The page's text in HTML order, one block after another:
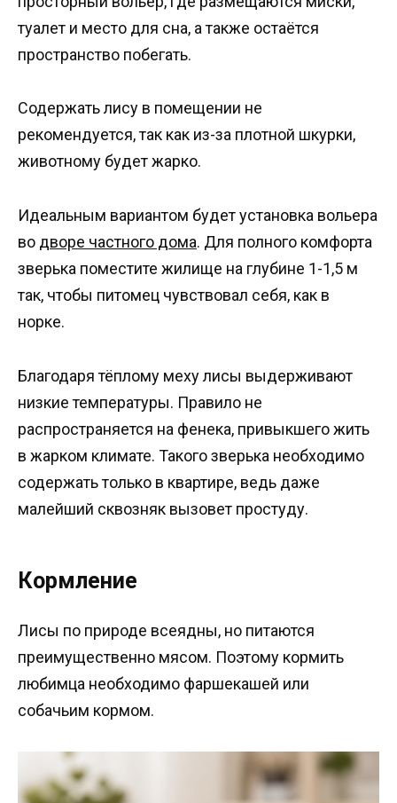
туалет и место для сна, а также остаётся
пространство побегать.
Содержать лису в помещении не
рекомендуется, так как из-за плотной шкурки,
животному будет жарко.
Идеальным вариантом будет установка вольера
во дворе частного дома. Для полного комфорта
зверька поместите жилище на глубине 1-1,5 м
так, чтобы питомец чувствовал себя, как в
норке.
Благодаря тёплому меху лисы выдерживают
низкие температуры. Правило не
распространяется на фенека, привыкшего жить
в жарком климате. Такого зверька необходимо
содержать только в квартире, ведь даже
малейший сквозняк вызовет простуду.
Кормление
Лисы по природе всеядны, но питаются
преимущественно мясом. Поэтому кормить
любимца необходимо фаршекашей или
собачьим кормом.